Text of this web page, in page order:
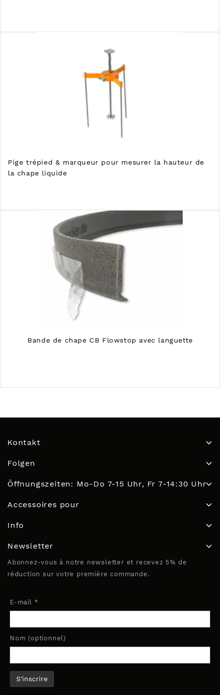
Pige trépied & marqueur pour mesurer la hauteur de
la chape liquide
Bande de chape CB Flowstop avec languette
Kontakt
Folgen
Öffnungszeiten: Mo-Do 7-15 Uhr, Fr 7-14:30 Uhr
Accessoires pour
Info
Newsletter
Abonnez-vous à notre newsletter et recevez 5% de
réduction sur votre première commande.
E-mail *
Nom (optionnel)